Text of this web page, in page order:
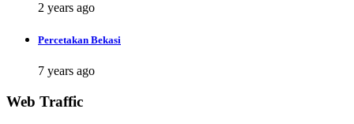
2 years ago
Percetakan Bekasi
7 years ago
Web Traffic